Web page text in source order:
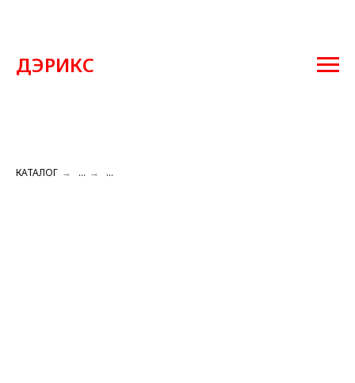
ДЭРИКС
КАТАЛОГ → ... → ...